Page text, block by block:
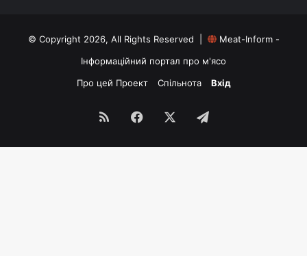
© Copyright 2026, All Rights Reserved |
Meat-Inform -
Інформаційний портал про м'ясо
Про цей Проект
Спільнота Вхід
RSS Facebook